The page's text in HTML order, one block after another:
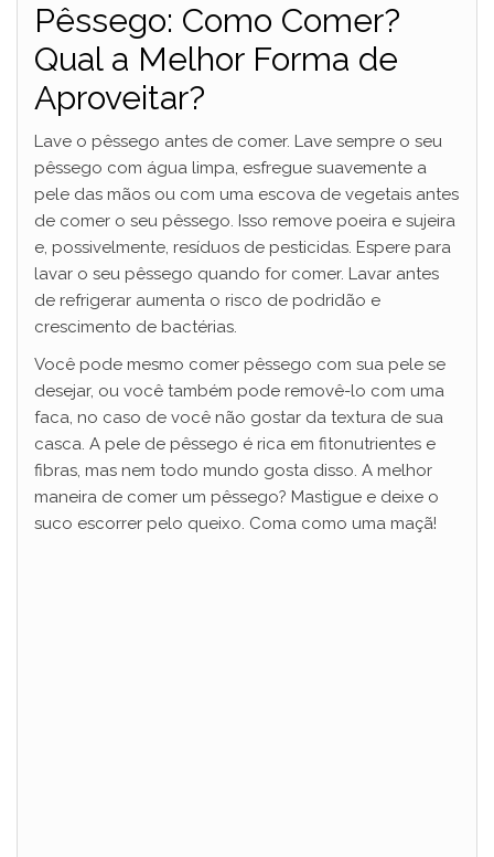
Pêssego: Como Comer?
Qual a Melhor Forma de
Aproveitar?
Lave o pêssego antes de comer. Lave sempre o seu
pêssego com água limpa, esfregue suavemente a
pele das mãos ou com uma escova de vegetais antes
de comer o seu pêssego. Isso remove poeira e sujeira
e, possivelmente, resíduos de pesticidas. Espere para
lavar o seu pêssego quando for comer. Lavar antes
de refrigerar aumenta o risco de podridão e
crescimento de bactérias.
Você pode mesmo comer pêssego com sua pele se
desejar, ou você também pode removê-lo com uma
faca, no caso de você não gostar da textura de sua
casca. A pele de pêssego é rica em fitonutrientes e
fibras, mas nem todo mundo gosta disso. A melhor
maneira de comer um pêssego? Mastigue e deixe o
suco escorrer pelo queixo. Coma como uma maçã!